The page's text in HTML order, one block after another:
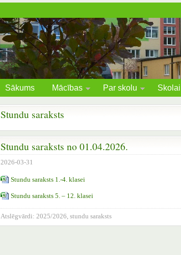
Sākums Mācības Par skolu
Stundu saraksts
Stundu saraksts no 01.04.2026.
2026-03-31
Stundu saraksts 1.-4. klasei
Stundu saraksts 5. – 12. klasei
Atslēgvārdi: 2025/2026, stundu saraksts